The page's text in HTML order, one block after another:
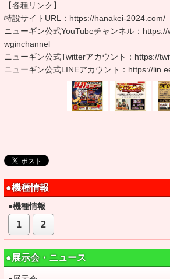
【各種リンク】
特設サイトURL：https://hanakei-2024.com/
ニューギン公式YouTubeチャンネル：
wginchannel
ニューギン公式Twitterアカウント：https://
ニューギン公式LINEアカウント：https://
●機種情報
●機種情報
1 2
●展示会・ニュース